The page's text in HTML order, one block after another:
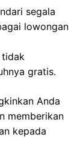
segala
lowongan
tidak
gratis.
Anda
memberikan
kepada